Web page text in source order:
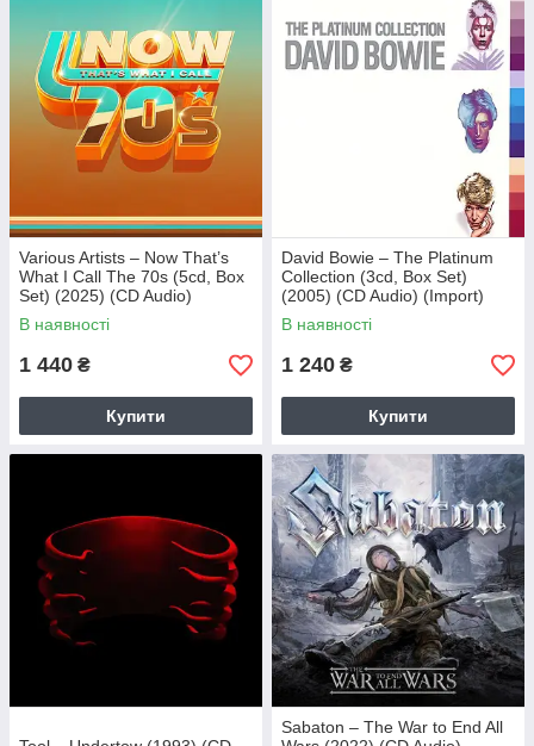
Various Artists – Now That’s
What I Call The 70s (5cd, Box
Set) (2025) (CD Audio)
(Import)
В наявності
1 440 ₴
Купити
David Bowie – The Platinum
Collection (3cd, Box Set)
(2005) (CD Audio) (Import)
В наявності
1 240 ₴
Купити
Sabaton – The War to End All